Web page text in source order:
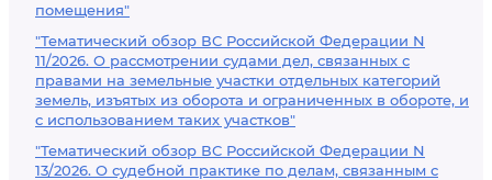
помещения"
"Тематический обзор ВС Российской Федерации N
11/2026. О рассмотрении судами дел, связанных с
правами на земельные участки отдельных категорий
земель, изъятых из оборота и ограниченных в обороте, и
с использованием таких участков"
"Тематический обзор ВС Российской Федерации N
13/2026. О судебной практике по делам, связанным с